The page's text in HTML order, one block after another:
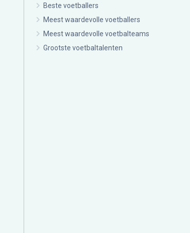
Beste voetballers
Meest waardevolle voetballers
Meest waardevolle voetbalteams
Grootste voetbaltalenten